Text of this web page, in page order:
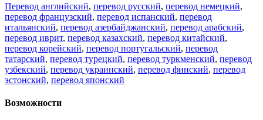
Перевод английский, перевод русский, перевод немецкий,
перевод французский, перевод испанский, перевод
итальянский, перевод азербайджанский, перевод арабский,
перевод иврит, перевод казахский, перевод китайский,
перевод корейский, перевод португальский, перевод
татарский, перевод турецкий, перевод туркменский, перевод
узбекский, перевод украинский, перевод финский, перевод
эстонский, перевод японский
Возможности